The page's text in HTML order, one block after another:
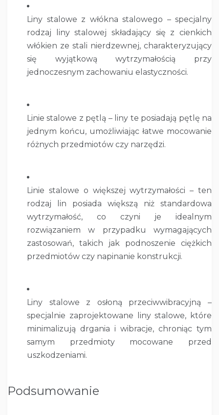
Liny stalowe z włókna stalowego – specjalny
rodzaj liny stalowej składający się z cienkich
włókien ze stali nierdzewnej, charakteryzujący
się wyjątkową wytrzymałością przy
jednoczesnym zachowaniu elastyczności.
Linie stalowe z pętlą – liny te posiadają pętlę na
jednym końcu, umożliwiając łatwe mocowanie
różnych przedmiotów czy narzędzi.
Linie stalowe o większej wytrzymałości – ten
rodzaj lin posiada większą niż standardowa
wytrzymałość, co czyni je idealnym
rozwiązaniem w przypadku wymagających
zastosowań, takich jak podnoszenie ciężkich
przedmiotów czy napinanie konstrukcji.
Liny stalowe z osłoną przeciwwibracyjną –
specjalnie zaprojektowane liny stalowe, które
minimalizują drgania i wibracje, chroniąc tym
samym przedmioty mocowane przed
uszkodzeniami.
Podsumowanie